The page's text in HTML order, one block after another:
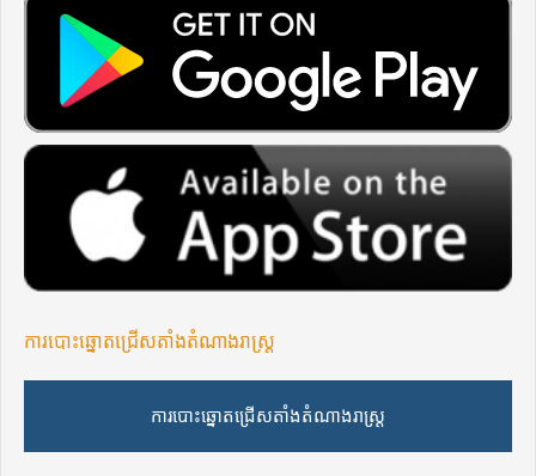
ការបោះឆ្នោតជ្រើសតាំងតំណាងរាស្ត្រ
ការបោះឆ្នោតជ្រើសតាំងតំណាងរាស្ត្រ